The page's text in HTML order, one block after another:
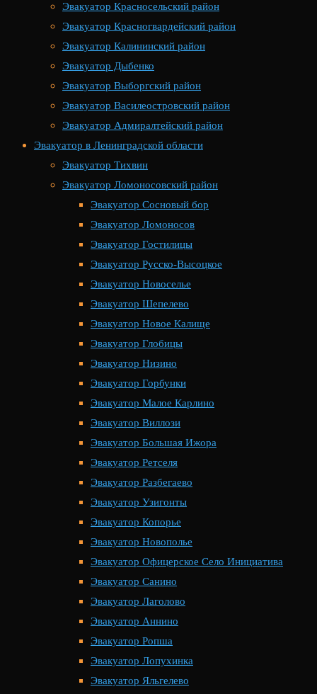
Эвакуатор Красносельский район
Эвакуатор Красногвардейский район
Эвакуатор Калининский район
Эвакуатор Дыбенко
Эвакуатор Выборгский район
Эвакуатор Василеостровский район
Эвакуатор Адмиралтейский район
Эвакуатор в Ленинградской области
Эвакуатор Тихвин
Эвакуатор Ломоносовский район
Эвакуатор Сосновый бор
Эвакуатор Ломоносов
Эвакуатор Гостилицы
Эвакуатор Русско-Высоцкое
Эвакуатор Новоселье
Эвакуатор Шепелево
Эвакуатор Новое Калище
Эвакуатор Глобицы
Эвакуатор Низино
Эвакуатор Горбунки
Эвакуатор Малое Карлино
Эвакуатор Виллози
Эвакуатор Большая Ижора
Эвакуатор Ретселя
Эвакуатор Разбегаево
Эвакуатор Узигонты
Эвакуатор Копорье
Эвакуатор Новополье
Эвакуатор Офицерское Село Инициатива
Эвакуатор Санино
Эвакуатор Лаголово
Эвакуатор Аннино
Эвакуатор Ропша
Эвакуатор Лопухинка
Эвакуатор Яльгелево